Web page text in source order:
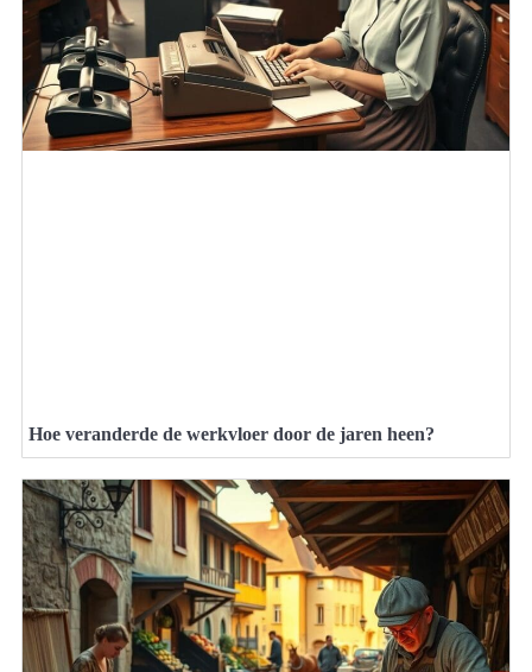
Hoe veranderde de werkvloer door de jaren heen?